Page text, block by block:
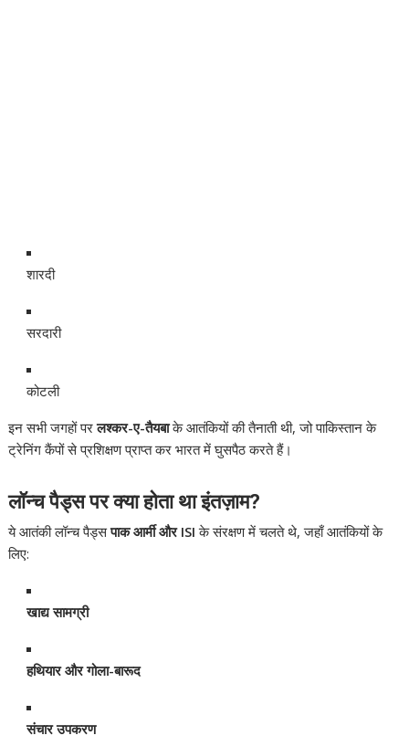
शारदी
सरदारी
कोटली
इन सभी जगहों परलश्कर-ए-तैयबाके आतंकियों की तैनाती थी, जो पाकिस्तान के
ट्रेनिंग कैंपों से प्रशिक्षण प्राप्त कर भारत में घुसपैठ करते हैं।
लॉन्च पैड्स पर क्या होता था इंतज़ाम?
ये आतंकी लॉन्च पैड्सपाक आर्मी और ISI के संरक्षण में चलते थे, जहाँ आतंकियों के
लिए:
खाद्य सामग्री
हथियार और गोला-बारूद
संचार उपकरण